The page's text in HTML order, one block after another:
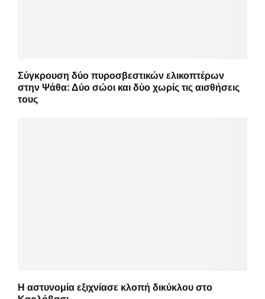
Σύγκρουση δύο πυροσβεστικών ελικοπτέρων
στην Ψάθα: Δύο σώοι και δύο χωρίς τις αισθήσεις
τους
Η αστυνομία εξιχνίασε κλοπή δικύκλου στο